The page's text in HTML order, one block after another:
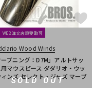
SOLD OUT
WEB注文店頭受取可
Wood Winds
ープニング：D7M」アルトサッ
マウスピース ダダリオ・ウッ
ィンズ セレクト・ジャズ マーブ